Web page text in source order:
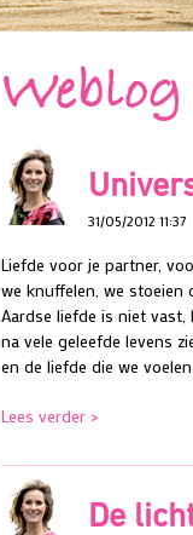
31/05/2012 11:37
Liefde voor je partner,
we knuffelen, we stoeien
Aardse liefde is niet
na vele geleefde levens
en de liefde die we
Lees verder >
De